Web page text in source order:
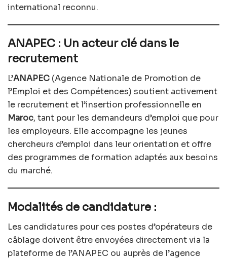
international reconnu.
ANAPEC : Un acteur clé dans le
recrutement
L’ANAPEC (Agence Nationale de Promotion de
l’Emploi et des Compétences) soutient activement
le recrutement et l’insertion professionnelle en
Maroc, tant pour les demandeurs d’emploi que pour
les employeurs. Elle accompagne les jeunes
chercheurs d’emploi dans leur orientation et offre
des programmes de formation adaptés aux besoins
du marché.
Modalités de candidature :
Les candidatures pour ces postes d’opérateurs de
câblage doivent être envoyées directement via la
plateforme de l’ANAPEC ou auprès de l’agence